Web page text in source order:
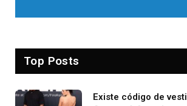
Top Posts
Existe código de